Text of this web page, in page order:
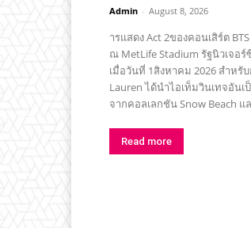
Admin - August 8, 2026
ารแสดง Act 2ของคอนเสิร์ต BTS
ณ MetLife Stadium รัฐนิวเจอร์
เมื่อวันที่ 1สิงหาคม 2026 สำหรับการแสดงครั้งนี้ Polo Ralph
Lauren ได้นำไอเท็มวินเทจอัน
จากคอลเลกชัน Snow Beach แ
Read more